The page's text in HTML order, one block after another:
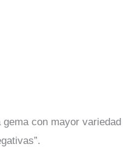
con mayor